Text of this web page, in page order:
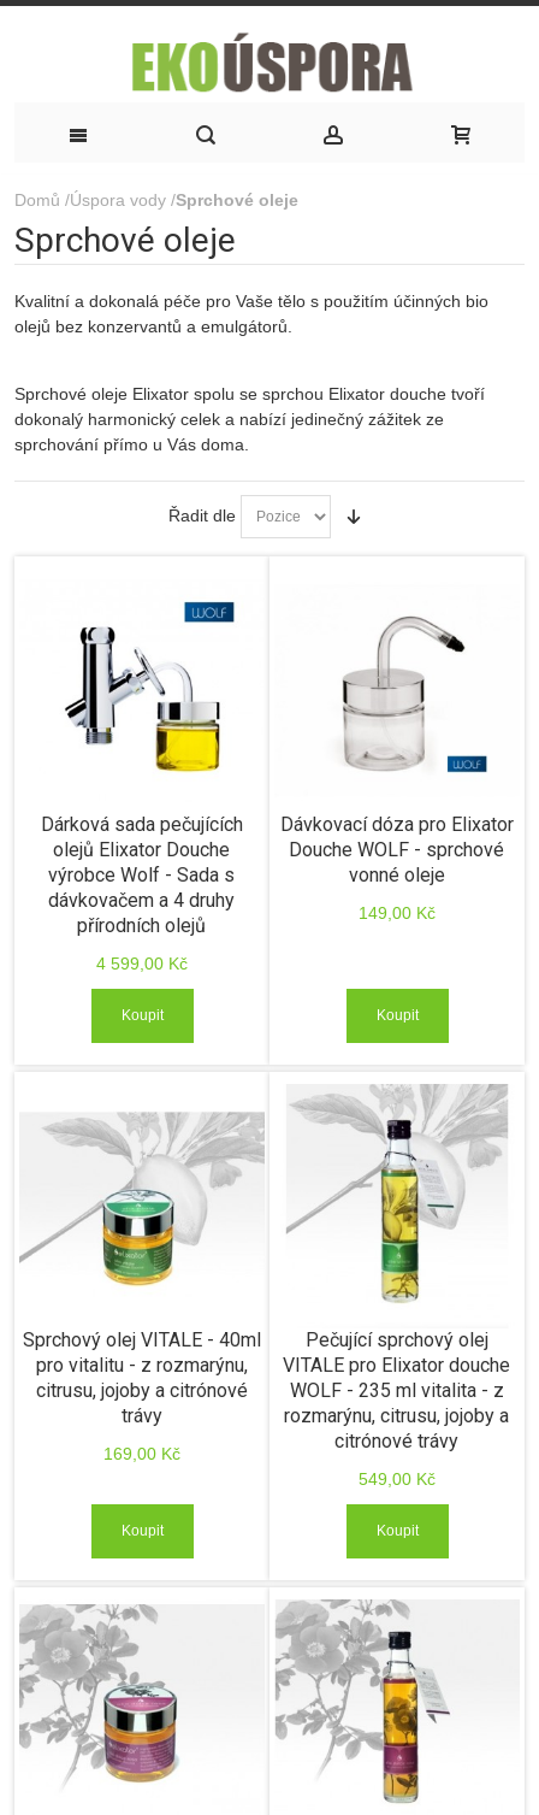
Domů /Úspora vody /Sprchové oleje
Sprchové oleje
Kvalitní a dokonalá péče pro Vaše tělo s použitím účinných bio
olejů bez konzervantů a emulgátorů.
Sprchové oleje Elixator spolu se sprchou Elixator douche tvoří
dokonalý harmonický celek a nabízí jedinečný zážitek ze
sprchování přímo u Vás doma.
Řadit dle
Dárková sada pečujících
olejů Elixator Douche
výrobce Wolf - Sada s
dávkovačem a 4 druhy
přírodních olejů
4 599,00 Kč
Koupit
Dávkovací dóza pro Elixator
Douche WOLF - sprchové
vonné oleje
149,00 Kč
Koupit
Sprchový olej VITALE - 40ml
pro vitalitu - z rozmarýnu,
citrusu, jojoby a citrónové
trávy
169,00 Kč
Koupit
Pečující sprchový olej
VITALE pro Elixator douche
WOLF - 235 ml vitalita - z
rozmarýnu, citrusu, jojoby a
citrónové trávy
549,00 Kč
Koupit